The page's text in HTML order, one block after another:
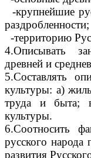
-крупнейшие
раздробленности;
-территорию
4.Описывать
древней и
5.Составлять
культуры: а)
труда и быта;
культуры.
6.Соотносить
русского народа
развития